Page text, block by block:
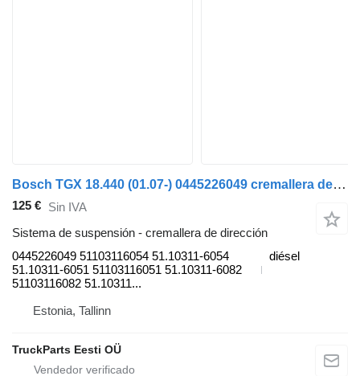
Bosch TGX 18.440 (01.07-) 0445226049 cremallera de dirección para MAN TGL, TGM, TGS, TGX (2005-2021) camión
125 € Sin IVA
Sistema de suspensión - cremallera de dirección
0445226049 51103116054 51.10311-6054
51.10311-6051 51103116051 51.10311-6082
51103116082 51.10311...
diésel
Estonia, Tallinn
TruckParts Eesti OÜ